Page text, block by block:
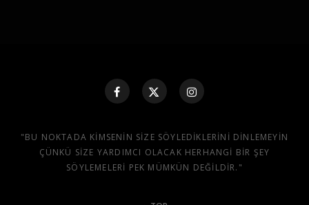
"BU NOKTADA KIMSENIN SIZE SÖYLEDIKLERINI DINLEMEYIN
ÇÜNKÜ SIZE YARDIMCI OLACAK HERHANGI BIR ŞEY
SÖYLEMELERI PEK MÜMKÜN DEĞILDIR."